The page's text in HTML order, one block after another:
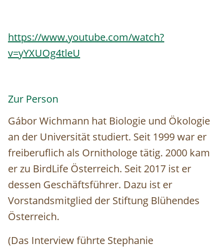
https://www.youtube.com/watch?
v=yYXUOg4tleU
Zur Person
Gábor Wichmann hat Biologie und Ökologie
an der Universität studiert. Seit 1999 war er
freiberuflich als Ornithologe tätig. 2000 kam
er zu BirdLife Österreich. Seit 2017 ist er
dessen Geschäftsführer. Dazu ist er
Vorstandsmitglied der Stiftung Blühendes
Österreich.
(Das Interview führte Stephanie